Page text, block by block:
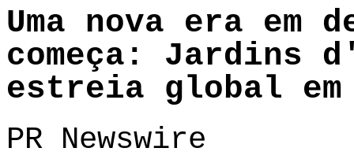
Uma nova era em
começa: Jardins
estreia global em
PR Newswire